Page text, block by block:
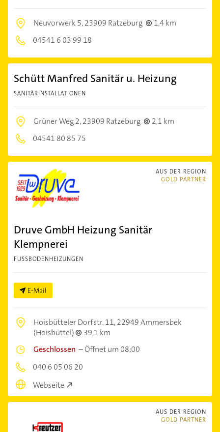
Neuvorwerk 5,23909 Ratzeburg
1,4 km
04541 6 03 99 18
Schütt Manfred Sanitär u. Heizung
SANITÄRINSTALLATIONEN
Grüner Weg 2,23909 Ratzeburg
2,1 km
04541 80 85 75
AUS DER REGION
GOLD PARTNER
Druve GmbH Heizung Sanitär
Klempnerei
FUSSBODENHEIZUNGEN
E-Mail
Hoisbütteler Dorfstr. 11,22949 Ammersbek
(Hoisbüttel)
39,1 km
Geschlossen –Öffnet um 08:00
040 6 05 06 20
Webseite
AUS DER REGION
GOLD PARTNER